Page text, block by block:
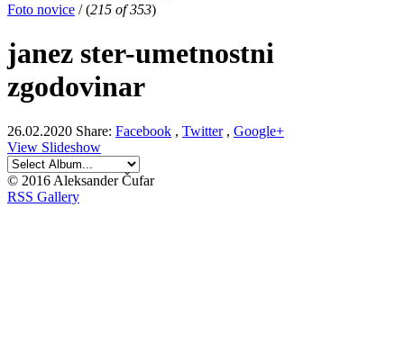
Foto novice /(215 of 353)
janez ster-umetnostni
zgodovinar
26.02.2020 Share: Facebook , Twitter, Google+
View Slideshow
© 2016 Aleksander Čufar
RSS Gallery